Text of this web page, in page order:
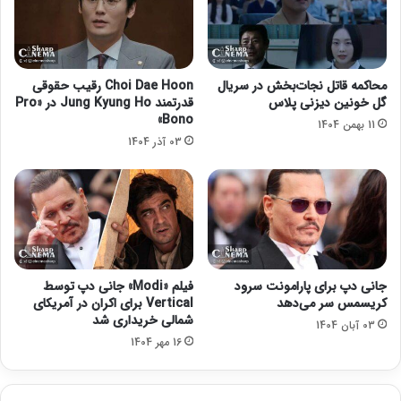
ا
ی
ی
م
ن
ش
ر
ش
د
ی
ر
ه
س
ی
م
ا
م
ی
ر
و
د
محاکمه قاتل نجات‌بخش در سریال
گل خونین دیزنی پلاس
11 بهمن 1404
Choi Dae Hoon رقیب حقوقی
قدرتمند Jung Kyung Ho در «Pro
Bono»
03 آذر 1404
جانی دپ برای پارامونت سرود
کریسمس سر می‌دهد
03 آبان 1404
فیلم «Modi» جانی دپ توسط
Vertical برای اکران در آمریکای
شمالی خریداری شد
16 مهر 1404